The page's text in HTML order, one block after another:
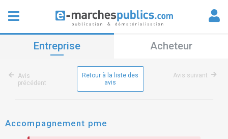
Entreprise Acheteur
Avis
précédent
Retour à la liste des
avis
Avis suivant
Accompagnement pme